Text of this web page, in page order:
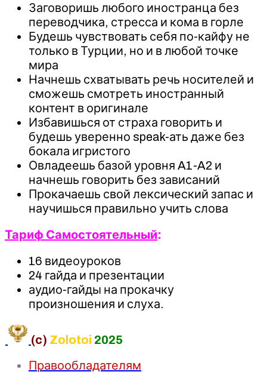
Заговоришь любого иностранца без
переводчика, стресса и кома в горле
Будешь чувствовать себя по-кайфу не
только в Турции, но и в любой точке
мира
Начнешь схватывать речь носителей и
сможешь смотреть иностранный
контент в оригинале
Избавишься от страха говорить и
будешь уверенно speak-ать даже без
бокала игристого
Овладеешь базой уровня A1-A2 и
начнешь говорить без зависаний
Прокачаешь свой лексический запас и
научишься правильно учить слова
Тариф Самостоятельный:
16 видеоуроков
24 гайда и презентации
аудио-гайды на прокачку
произношения и слуха.
(c) Zolotoi 2025
Правообладателям